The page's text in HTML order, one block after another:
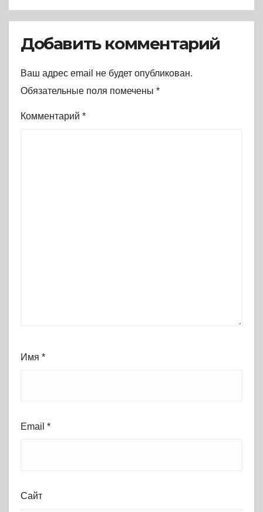
Добавить комментарий
Ваш адрес email не будет опубликован.
Обязательные поля помечены *
Комментарий *
Имя *
Email *
Сайт